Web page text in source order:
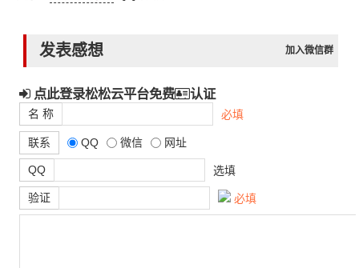
发表感想 加入微信群
点此登录松松云平台免费 认证
名 称 必填
联系 QQ 微信 网址
QQ 选填
验证 必填